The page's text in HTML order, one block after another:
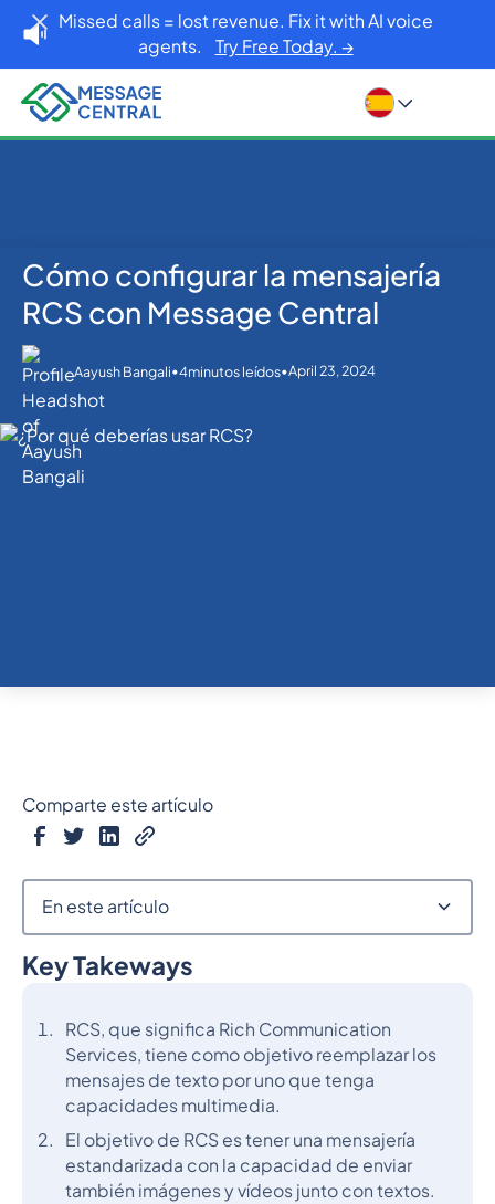
Missed calls = lost revenue. Fix it with AI voice
agents. Try Free Today. →
Inicio Blog
SMS APIs
Cómo configurar la mensajería RCS con Message
Central
Cómo configurar la mensajería
RCS con Message Central
Aayush Bangali•4minutos leídos•April 23, 2024
Key Takeways
RCS, que significa Rich Communication
Services, tiene como objetivo reemplazar los
mensajes de texto por uno que tenga
capacidades multimedia.
El objetivo de RCS es tener una mensajería
estandarizada con la capacidad de enviar
también imágenes y vídeos junto con textos.
Comparte este artículo
En este artículo
Epígrafe 2